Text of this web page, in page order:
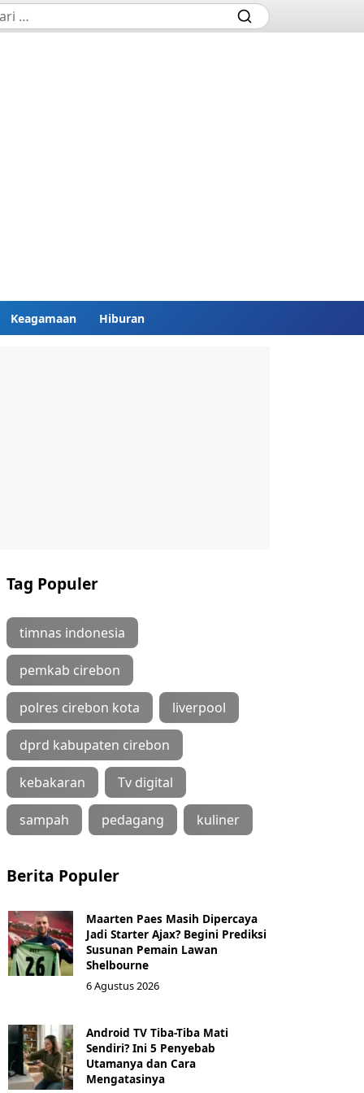
Keagamaan Hiburan
Tag Populer
timnas indonesia
pemkab cirebon
polres cirebon kota liverpool
dprd kabupaten cirebon
kebakaran Tv digital
sampah pedagang kuliner
Berita Populer
Maarten Paes Masih Dipercaya
Jadi Starter Ajax? Begini Prediksi
Susunan Pemain Lawan
Shelbourne
6 Agustus 2026
Android TV Tiba-Tiba Mati
Sendiri? Ini 5 Penyebab
Utamanya dan Cara
Mengatasinya